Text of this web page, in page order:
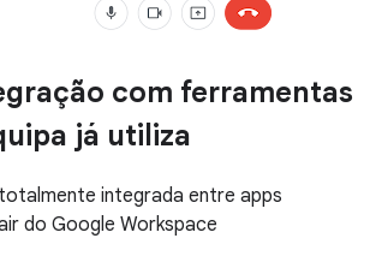
com ferramentas
já utiliza
integrada entre apps
do Google Workspace